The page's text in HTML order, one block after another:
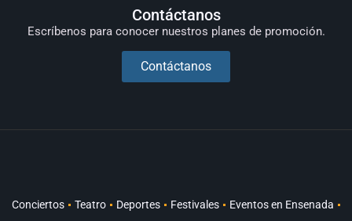
Contáctanos
Escríbenos para conocer nuestros planes de promoción.
Contáctanos
Conciertos Teatro Deportes Festivales
Eventos en Ensenada